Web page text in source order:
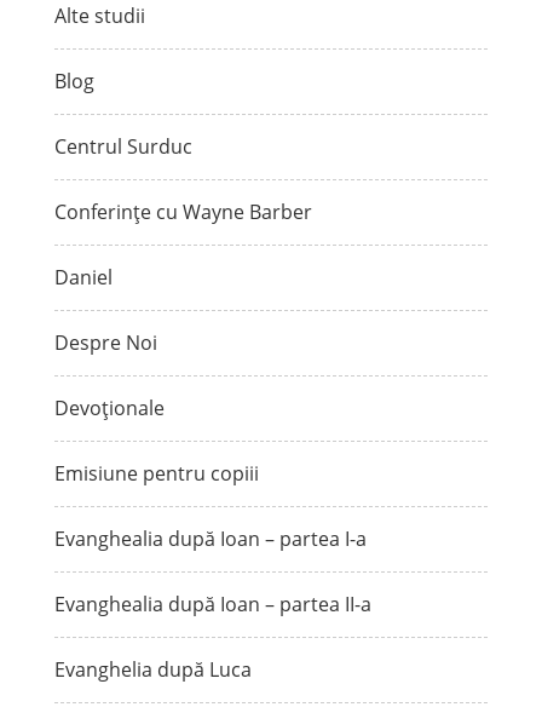
Alte studii
Blog
Centrul Surduc
Conferințe cu Wayne Barber
Daniel
Despre Noi
Devoționale
Emisiune pentru copiii
Evanghealia după Ioan – partea I-a
Evanghealia după Ioan – partea II-a
Evanghelia după Luca